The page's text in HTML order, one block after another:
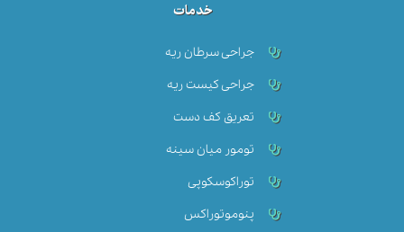
خدمات
جراحی سرطان ریه
جراحی کیست ریه
تعریق کف دست
تومور میان سینه‌
توراکوسکوپی
پنوموتوراکس